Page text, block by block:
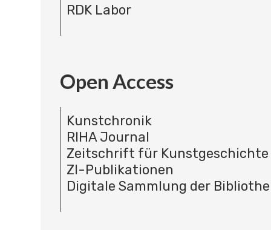
RDK Labor
Open Access
Kunstchronik
RIHA Journal
Zeitschrift für Kunstgeschichte
ZI-Publikationen
Digitale Sammlung der